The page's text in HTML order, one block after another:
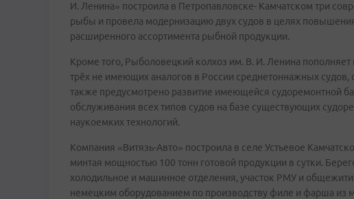
И. Ленина» построила в Петропавловске- Камчатском три
рыбы и провела модернизацию двух судов в целях
расширенного ассортимента рыбной продукции.
Кроме того, Рыболовецкий колхоз им. В. И. Ленина пополняет
трёх не имеющих аналогов в России среднетоннажных
также предусмотрено развитие имеющейся судоремонтной
обслуживания всех типов судов на базе существующих
наукоемких технологий.
Компания «Витязь-Авто» построила в селе Устьевое
минтая мощностью 100 тонн готовой продукции в сутки.
холодильное и машинное отделения, участок РМУ и
немецким оборудованием по производству филе и фарша из